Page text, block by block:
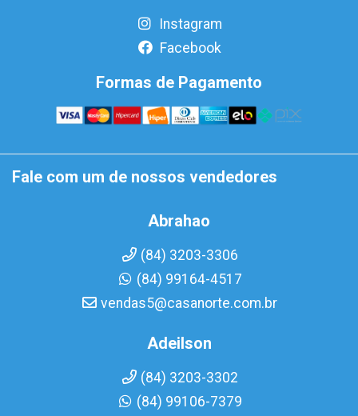
Instagram
Facebook
Formas de Pagamento
Fale com um de nossos vendedores
Abrahao
(84) 3203-3306
(84) 99164-4517
vendas5@casanorte.com.br
Adeilson
(84) 3203-3302
(84) 99106-7379